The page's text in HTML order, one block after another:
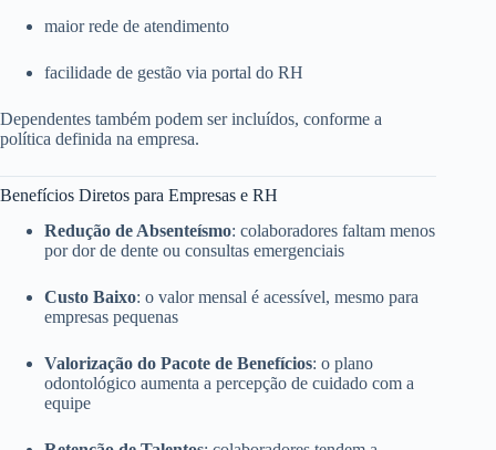
maior rede de atendimento
facilidade de gestão via portal do RH
Dependentes também podem ser incluídos, conforme a
política definida na empresa.
Benefícios Diretos para Empresas e RH
Redução de Absenteísmo: colaboradores faltam menos
por dor de dente ou consultas emergenciais
Custo Baixo: o valor mensal é acessível, mesmo para
empresas pequenas
Valorização do Pacote de Benefícios: o plano
odontológico aumenta a percepção de cuidado com a
equipe